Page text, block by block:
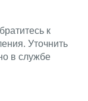
к
Уточнить
в службе